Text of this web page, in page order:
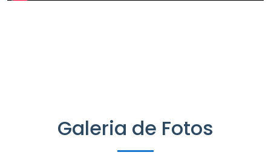
Galeria de Fotos